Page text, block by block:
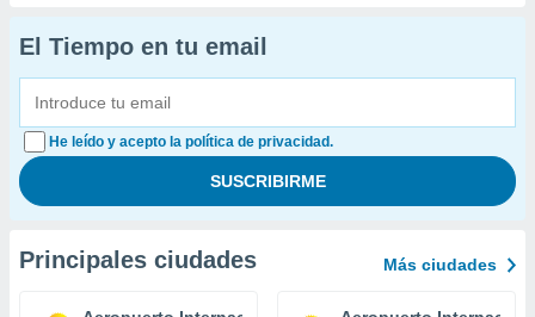
El Tiempo en tu email
He leído y acepto la política de privacidad.
Principales ciudades Más ciudades